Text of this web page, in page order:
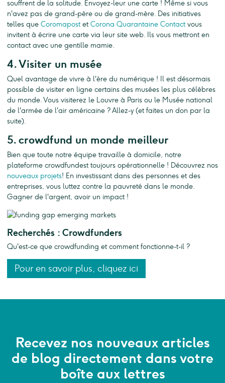
souffrent de la solitude. Envoyez-leur une carte ! Même si vous
n'avez pas de grand-père ou de grand-mère. Des initiatives
telles que CoromapostetCorona Quarantaine Contactvous
invitent à écrire une carte via leur site web. Ils vous mettront en
contact avec une gentille mamie.
4. Visiter un musée
Quel avantage de vivre à l'ère du numérique ! Il est désormais
possible de visiter en ligne certains des musées les plus célèbres
du monde. Vous visiterez le Louvre à Paris ou le Musée national
de l'armée de l'air américaine ? Allez-y (et faites un don par la
suite).
5. crowdfund un monde meilleur
Bien que toute notre équipe travaille à domicile, notre
plateforme crowdfundest toujours opérationnelle ! Découvrez nos
nouveaux projets! En investissant dans des personnes et des
entreprises, vous luttez contre la pauvreté dans le monde.
Gagner de l'argent, avoir un impact !
Recherchés : Crowdfunders
Qu'est-ce que crowdfunding et comment fonctionne-t-il ?
Pour en savoir plus, cliquez ici
Recevez nos nouveaux articles
de blog directement dans votre
boîte aux lettres